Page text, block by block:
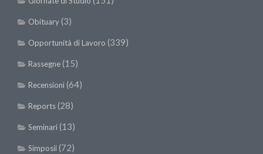
Obituary(3)
Opportunità di Lavoro (339)
Rassegne(15)
Recensioni(64)
Reports(28)
Seminari(13)
Simposii(72)